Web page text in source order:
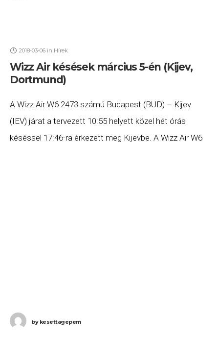
2018-03-06 in Hírek
Wizz Air késések március 5-én (Kijev,
Dortmund)
A Wizz Air W6 2473 számú Budapest (BUD) – Kijev
(IEV) járat a tervezett 10:55 helyett közel hét órás
késéssel 17:46-ra érkezett meg Kijevbe. A Wizz Air W6
bykesettagepem